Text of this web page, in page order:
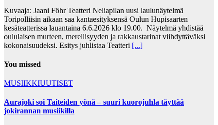
Kuvaaja: Jaani Föhr Teatteri Neliapilan uusi laulunäytelmä
Toripolliisin aikaan saa kantaesityksensä Oulun Hupisaarten
kesäteatterissa lauantaina 6.6.2026 klo 19.00. Näytelmä yhdistää
oululaisen murteen, merellisyyden ja rakkaustarinat viihdyttäväksi
kokonaisuudeksi. Esitys juhlistaa Teatteri [...]
You missed
MUSIIKKIUUTISET
Aurajoki soi Taiteiden yönä – suuri kuorojuhla täyttää
jokirannan musiikilla